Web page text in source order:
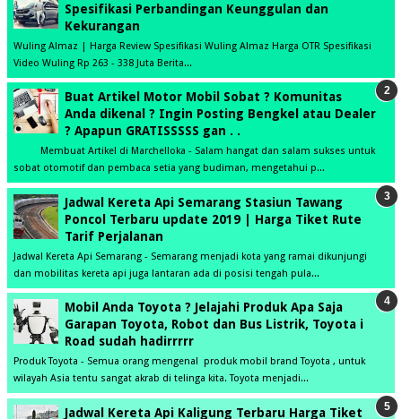
Spesifikasi Perbandingan Keunggulan dan
Kekurangan
Wuling Almaz | Harga Review Spesifikasi Wuling Almaz Harga OTR Spesifikasi
Video Wuling Rp 263 - 338 Juta Berita...
Buat Artikel Motor Mobil Sobat ? Komunitas
Anda dikenal ? Ingin Posting Bengkel atau Dealer
? Apapun GRATISSSSS gan . .
Membuat Artikel di Marchelloka - Salam hangat dan salam sukses untuk
sobat otomotif dan pembaca setia yang budiman, mengetahui p...
Jadwal Kereta Api Semarang Stasiun Tawang
Poncol Terbaru update 2019 | Harga Tiket Rute
Tarif Perjalanan
Jadwal Kereta Api Semarang - Semarang menjadi kota yang ramai dikunjungi
dan mobilitas kereta api juga lantaran ada di posisi tengah pula...
Mobil Anda Toyota ? Jelajahi Produk Apa Saja
Garapan Toyota, Robot dan Bus Listrik, Toyota i
Road sudah hadirrrrr
Produk Toyota - Semua orang mengenal produk mobil brand Toyota , untuk
wilayah Asia tentu sangat akrab di telinga kita. Toyota menjadi...
Jadwal Kereta Api Kaligung Terbaru Harga Tiket